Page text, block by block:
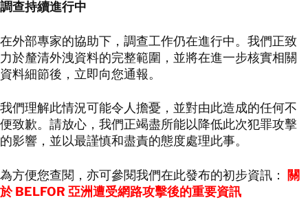
調查持續進行中
在外部專家的協助下，調查工作仍在進行中。我們正致
力於釐清外洩資料的完整範圍，並將在進一步核實相關
資料細節後，立即向您通報。
我們理解此情況可能令人擔憂，並對由此造成的任何不
便致歉。請放心，我們正竭盡所能以降低此次犯罪攻擊
的影響，並以最謹慎和盡責的態度處理此事。
為方便您查閱，亦可參閱我們在此發布的初步資訊：
關
於 BELFOR 亞洲遭受網路攻擊後的重要資訊